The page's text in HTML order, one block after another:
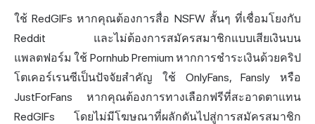
ใช้ RedGIFs หากคุณต้องการสื่อ NSFW สั้นๆ ที่เชื่อมโยงกับ
Reddit และไม่ต้องการสมัครสมาชิกแบบเสียเงินบน
แพลตฟอร์ม ใช้ Pornhub Premium หากการชำระเงินด้วยคริป
โตเคอร์เรนซีเป็นปัจจัยสำคัญ ใช้ OnlyFans, Fansly หรือ
JustForFans หากคุณต้องการทางเลือกฟรีที่สะอาดตาแทน
RedGIFs โดยไม่มีโฆษณาที่ผลักดันไปสู่การสมัครสมาชิก